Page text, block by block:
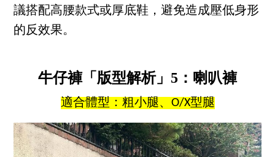
議搭配高腰款式或厚底鞋，避免造成壓低身形
的反效果。
牛仔褲「版型解析」5：喇叭褲
適合體型：粗小腿、O/X型腿